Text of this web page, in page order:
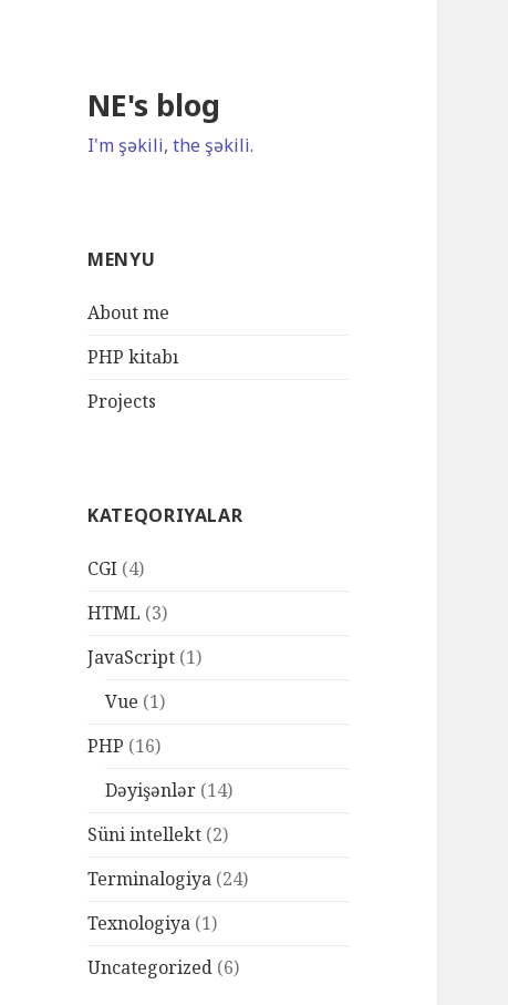
NE's blog
I'm şəkili, the şəkili.
MENYU
About me
PHP kitabı
Projects
KATEQORIYALAR
CGI (4)
HTML (3)
JavaScript (1)
Vue (1)
PHP (16)
Dəyişənlər (14)
Süni intellekt (2)
Terminalogiya (24)
Texnologiya (1)
Uncategorized (6)